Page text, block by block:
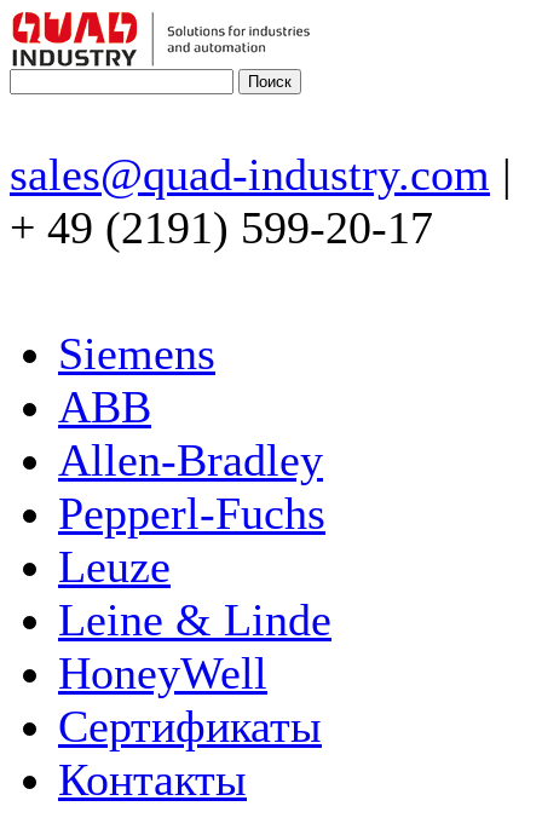
sales@quad-industry.com |
+ 49 (2191) 599-20-17
Siemens
ABB
Allen-Bradley
Pepperl-Fuchs
Leuze
Leine & Linde
HoneyWell
Сертификаты
Контакты